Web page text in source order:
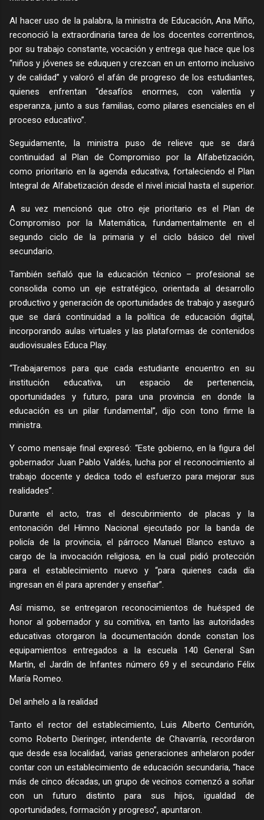
Al hacer uso de la palabra, la ministra de Educación, Ana Miño,
reconoció la extraordinaria tarea de los docentes correntinos,
por su trabajo constante, vocación y entrega que hace que los
“niños y jóvenes se eduquen y crezcan en un entorno inclusivo
y de calidad” y valoró el afán de progreso de los estudiantes,
quienes enfrentan “desafíos enormes, con valentía y
esperanza, junto a sus familias, como pilares esenciales en el
proceso educativo”.
Seguidamente, la ministra puso de relieve que se dará
continuidad al Plan de Compromiso por la Alfabetización,
como prioritario en la agenda educativa, fortaleciendo el Plan
Integral de Alfabetización desde el nivel inicial hasta el superior.
A su vez mencionó que otro eje prioritario es el Plan de
Compromiso por la Matemática, fundamentalmente en el
segundo ciclo de la primaria y el ciclo básico del nivel
secundario.
También señaló que la educación técnico – profesional se
consolida como un eje estratégico, orientada al desarrollo
productivo y generación de oportunidades de trabajo y aseguró
que se dará continuidad a la política de educación digital,
incorporando aulas virtuales y las plataformas de contenidos
audiovisuales Educa Play.
“Trabajaremos para que cada estudiante encuentro en su
institución educativa, un espacio de pertenencia,
oportunidades y futuro, para una provincia en donde la
educación es un pilar fundamental”, dijo con tono firme la
ministra.
Y como mensaje final expresó: “Este gobierno, en la figura del
gobernador Juan Pablo Valdés, lucha por el reconocimiento al
trabajo docente y dedica todo el esfuerzo para mejorar sus
realidades”.
Durante el acto, tras el descubrimiento de placas y la
entonación del Himno Nacional ejecutado por la banda de
policía de la provincia, el párroco Manuel Blanco estuvo a
cargo de la invocación religiosa, en la cual pidió protección
para el establecimiento nuevo y “para quienes cada día
ingresan en él para aprender y enseñar”.
Así mismo, se entregaron reconocimientos de huésped de
honor al gobernador y su comitiva, en tanto las autoridades
educativas otorgaron la documentación donde constan los
equipamientos entregados a la escuela 140 General San
Martín, el Jardín de Infantes número 69 y el secundario Félix
María Romeo.
Del anhelo a la realidad
Tanto el rector del establecimiento, Luis Alberto Centurión,
como Roberto Dieringer, intendente de Chavarría, recordaron
que desde esa localidad, varias generaciones anhelaron poder
contar con un establecimiento de educación secundaria, “hace
más de cinco décadas, un grupo de vecinos comenzó a soñar
con un futuro distinto para sus hijos, igualdad de
oportunidades, formación y progreso”, apuntaron.